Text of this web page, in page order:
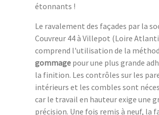
étonnants !
Le ravalement des façades par la
Couvreur 44 à Villepot (Loire
comprend l'utilisation de la
gommage pour une plus grande
la finition. Les contrôles sur les
intérieurs et les combles sont
car le travail en hauteur exige une
précision. Une fois remis à neuf, la